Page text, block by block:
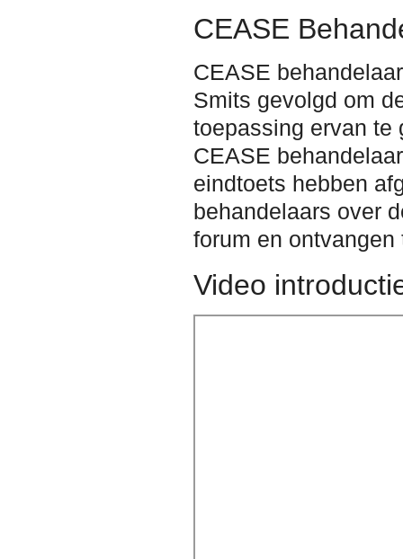
CEASE
CEASE
Smits gevolgd om
toepassing ervan te
CEASE
eindtoets hebben
behandelaars over
forum en
Video